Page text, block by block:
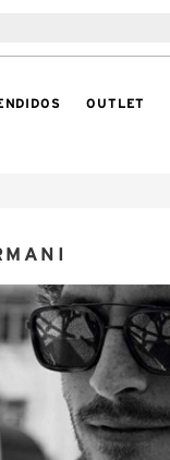
OUTLET